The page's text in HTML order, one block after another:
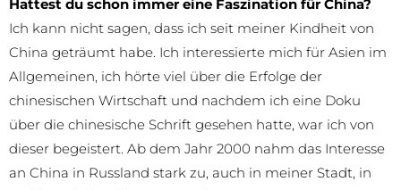
Hattest du schon immer eine Faszination für China?
Ich kann nicht sagen, dass ich seit meiner Kindheit von
China geträumt habe. Ich interessierte mich für Asien im
Allgemeinen, ich hörte viel über die Erfolge der
chinesischen Wirtschaft und nachdem ich eine Doku
über die chinesische Schrift gesehen hatte, war ich von
dieser begeistert. Ab dem Jahr 2000 nahm das Interesse
an China in Russland stark zu, auch in meiner Stadt, in